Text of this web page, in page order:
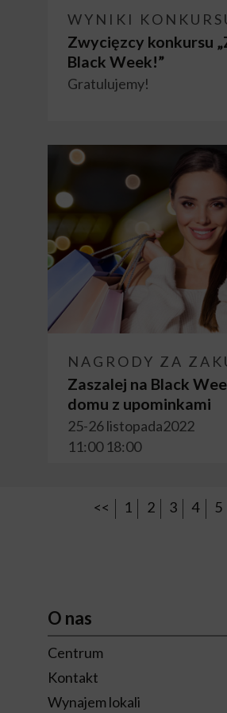
WYNIKI
Zwycięzcy konkursu
Black Week!”
Gratulujemy!
NAGRODY ZA
Zaszalej na Black
domu z upominkami
25-26 listopada2022
11:00 18:00
<< 1 2 3 4 5
O nas
Centrum
Kontakt
Wynajem lokali